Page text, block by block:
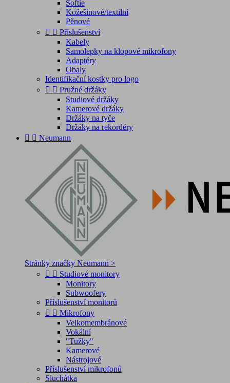
Softie
Kožešinové/textilní
Pěnové
  Příslušenství
Kabely
Samolepky na klopové mikrofony
Adaptéry
Obaly
Identifikační kostky pro logo
  Pružné držáky
Studiové držáky
Kamerové držáky
Držáky na tyče
Držáky na rekordéry
  Neumann
Stránky značky Neumann >
  Studiové monitory
Monitory
Subwoofery
Příslušenství monitorů
  Mikrofony
Velkomembránové
Vokální
"Tužky"
Kamerové
Nástrojové
Příslušenství mikrofonů
Sluchátka